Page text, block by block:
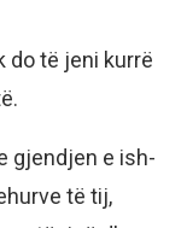
do të jeni kurrë
gjendjen e ish-
të tij,